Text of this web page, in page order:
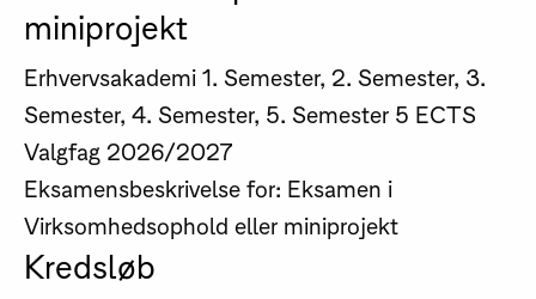
miniprojekt
Erhvervsakademi 1. Semester, 2. Semester, 3.
Semester, 4. Semester, 5. Semester 5 ECTS
Valgfag 2026/2027
Eksamensbeskrivelse for: Eksamen i
Virksomhedsophold eller miniprojekt
Kredsløb